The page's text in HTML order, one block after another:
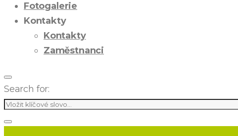
Fotogalerie
Kontakty
Kontakty
Zaměstnanci
Search for: